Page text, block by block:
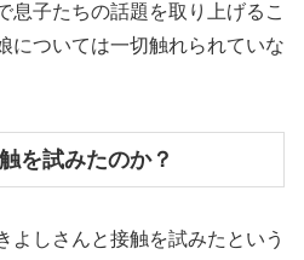
息子たちの話題を取り上げるこ
については一切触れられていな
を試みたのか？
よしさんと接触を試みたという